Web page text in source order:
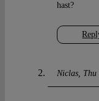
hast?
Niclas Thu